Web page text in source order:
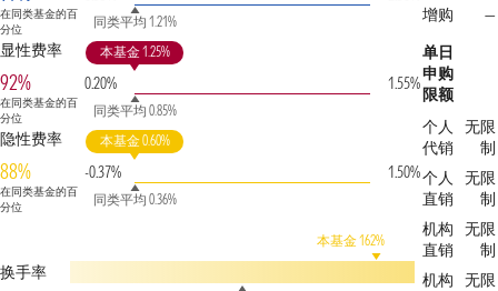
在同类基金的百
分位
同类平均 1.21%
显性费率
92%
在同类基金的百
分位
0.20%
本基金 1.25%
同类平均 0.85%
1.55%
隐性费率
88%
在同类基金的百
分位
-0.37%
本基金 0.60%
同类平均 0.36%
1.50%
换手率
本基金 162%
增购
—
单日
申购
限额
个人
代销
无限
制
个人
直销
无限
制
机构
直销
无限
制
机构
无限